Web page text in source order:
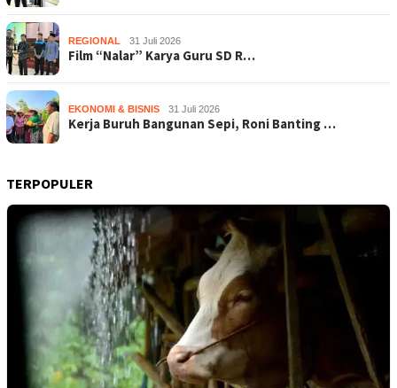
REGIONAL 31 Juli 2026
Film “Nalar” Karya Guru SD R…
EKONOMI & BISNIS 31 Juli 2026
Kerja Buruh Bangunan Sepi, Roni Banting …
TERPOPULER